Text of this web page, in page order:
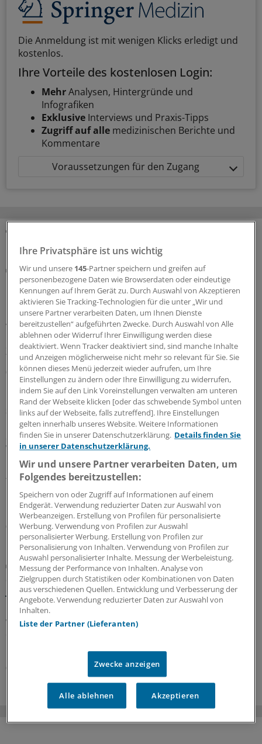
Die Anmeldung ist mit wenigen Klicks erledigt und
kostenlos.
Ihre Vorteile des kostenlosen Login:
MehrAnalysen, Hintergründe und
Infografiken
Exklusive Interviews und Praxis-Tipps
Zugriff auf alle medizinischen Berichte und
Kommentare
Voraussetzungen für den Zugang
MEHR ZUM THEMA
Notfallversorgung
Neuer Bereitschaftsdienst in Nordrhein ist ein
Erfolgsmodell
In nur zwölf Stunden waren die 6.000 Fahrdienste
vergeben: Der neu strukturierte ärztliche
Bereitschaftsdienst in Nordrhein wird gut angenommen.
Zuständig sind spezielle Kooperationsmediziner.
07.08.2026
Sparpaket sorgt für Unsicherheit
Praxisbesonderheiten in Zeiten des GKV-
Spargesetzes: Klarheit soll es in der kommenden
Woche geben
Ein Passus des Beitragssatzstabilisierungsgesetz sorgt
für Unruhe unter Ärztinnen und Ärzten. Stehen die
Praxisbesonderheiten auf der Kippe? Oder eher doch
nicht? Kassenärzte und Krankenkassen verhandeln.
06.08.2026
GKV-Spargesetz
Sparliste der KBV: So hoch könnten die Verluste
jeder Praxis sein
Die Kassenärztliche Bundesvereinigung hat eine Liste
vorgelegt, in der sie die möglichen finanziellen Folgen
05.08.2026
Ihre Privatsphäre ist uns wichtig
Wir und unsere 145-Partner speichern und greifen auf
personenbezogene Daten wie Browserdaten oder eindeutige
Kennungen auf Ihrem Gerät zu. Durch Auswahl von Akzeptieren
aktivieren Sie Tracking-Technologien für die unter „Wir und
unsere Partner verarbeiten Daten, um Ihnen Dienste
bereitzustellen“ aufgeführten Zwecke. Durch Auswahl von Alle
ablehnen oder Widerruf Ihrer Einwilligung werden diese
deaktiviert. Wenn Tracker deaktiviert sind, sind manche Inhalte
und Anzeigen möglicherweise nicht mehr so relevant für Sie. Sie
können dieses Menü jederzeit wieder aufrufen, um Ihre
Einstellungen zu ändern oder Ihre Einwilligung zu widerrufen,
indem Sie auf den Link Voreinstellungen verwalten am unteren
Rand der Webseite klicken [oder das schwebende Symbol unten
links auf der Webseite, falls zutreffend]. Ihre Einstellungen
gelten innerhalb unseres Website. Weitere Informationen
finden Sie in unserer Datenschutzerklärung. Details finden Sie
in unserer Datenschutzerklärung.
Wir und unsere Partner verarbeiten Daten, um
Folgendes bereitzustellen:
Speichern von oder Zugriff auf Informationen auf einem
Endgerät. Verwendung reduzierter Daten zur Auswahl von
Werbeanzeigen. Erstellung von Profilen für personalisierte
Werbung. Verwendung von Profilen zur Auswahl
personalisierter Werbung. Erstellung von Profilen zur
Personalisierung von Inhalten. Verwendung von Profilen zur
Auswahl personalisierter Inhalte. Messung der Werbeleistung.
Messung der Performance von Inhalten. Analyse von
Zielgruppen durch Statistiken oder Kombinationen von Daten
aus verschiedenen Quellen. Entwicklung und Verbesserung der
Angebote. Verwendung reduzierter Daten zur Auswahl von
Inhalten.
Liste der Partner (Lieferanten)
Zwecke anzeigen
Alle ablehnen Akzeptieren